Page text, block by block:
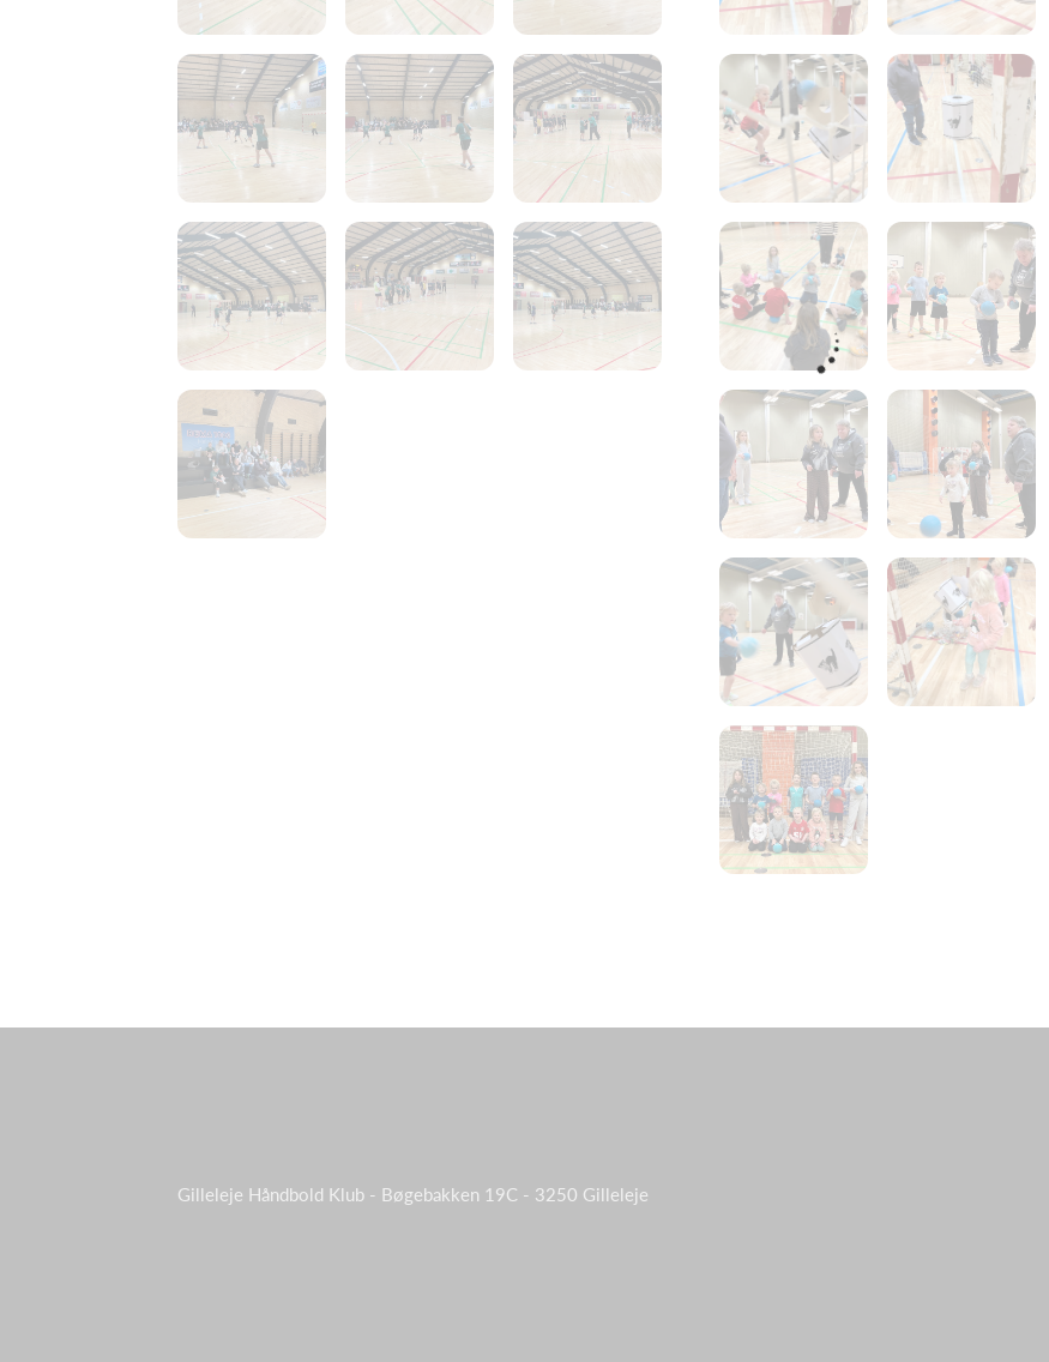
Gilleleje Håndbold Klub - Bøgebakken 19C - 3250 Gilleleje